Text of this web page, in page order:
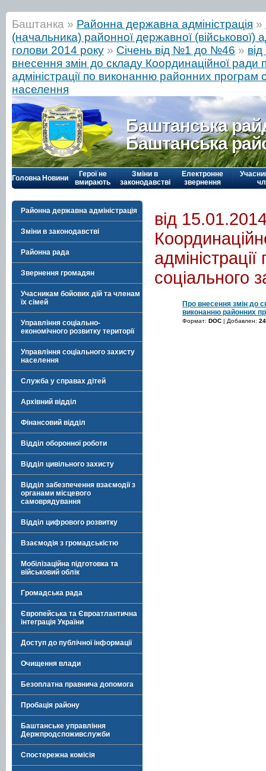
Баштанка » Районна державна адміністрація »
(начальника) районної державної (військової)
голови 2014 року » Січень від №1 до №46 »
внесення змін до складу Координаційної ради
адміністрації по виконанню районних програм
населення
Баштанська
Баштанська
Головна Новини
Герої не
вмирають
Зміни в
законодавстві
Електронне
звернення
Районна державна адміністрація
Зміни в законодавстві
Районна рада
Звернення громадян
Учасникам бойових дій та членам
їх сімей
Управління соціально-
економічного розвитку території
Управління соціального захисту
населення
Служба у справах дітей
Архівний відділ
Фінансовий відділ
Відділ оборонної роботи
Відділ цивільного захисту
Відділ забезпечення взаємодії з
органами місцевого
самоврядування
Відділ цифрового розвитку
Взаємодія з громадськістю
Мобілізаційна підготовка та
військовий облік
Громадська рада
Європейська та Євроатлантична
інтеграція України
Доступ до публічної інформації
Очищення влади
Безоплатна правнича допомога
Пробація району
Баштанське управління
Держпродспоживслужби
Спостережна комісія
від
соціального
Про внесення змін до
виконанню районних
Формат: DOC | Добавлен: